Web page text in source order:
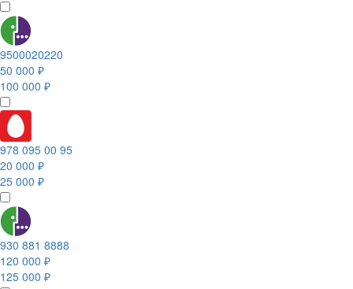
9500020220
50 000 ₽
100 000 ₽
978 095 00 95
20 000 ₽
25 000 ₽
930 881 8888
120 000 ₽
125 000 ₽